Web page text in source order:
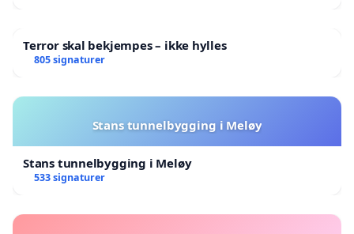
Terror skal bekjempes – ikke hylles
805 signaturer
Stans tunnelbygging i Meløy
Stans tunnelbygging i Meløy
533 signaturer